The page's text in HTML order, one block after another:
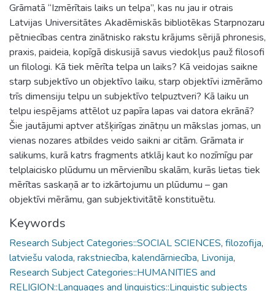
Grāmatā “Izmērītais laiks un telpa”, kas nu jau ir otrais
Latvijas Universitātes Akadēmiskās bibliotēkas Starpnozaru
pētniecības centra zinātnisko rakstu krājums sērijā phronesis,
praxis, paideia, kopīgā diskusijā savus viedokļus pauž filosofi
un filologi. Kā tiek mērīta telpa un laiks? Kā veidojas saikne
starp subjektīvo un objektīvo laiku, starp objektīvi izmērāmo
trīs dimensiju telpu un subjektīvo telpuztveri? Kā laiku un
telpu iespējams attēlot uz papīra lapas vai datora ekrānā?
Šie jautājumi aptver atšķirīgas zinātņu un mākslas jomas, un
vienas nozares atbildes veido saikni ar citām. Grāmata ir
salikums, kurā katrs fragments atklāj kaut ko nozīmīgu par
telplaicisko plūdumu un mērvienību skalām, kurās lietas tiek
mērītas saskaņā ar to izkārtojumu un plūdumu – gan
objektīvi mērāmu, gan subjektivitātē konstituētu.
Keywords
Research Subject Categories::SOCIAL SCIENCES, filozofija,
latviešu valoda, rakstniecība, kalendārniecība, Livonija,
Research Subject Categories::HUMANITIES and
RELIGION::Languages and linguistics::Linguistic subjects